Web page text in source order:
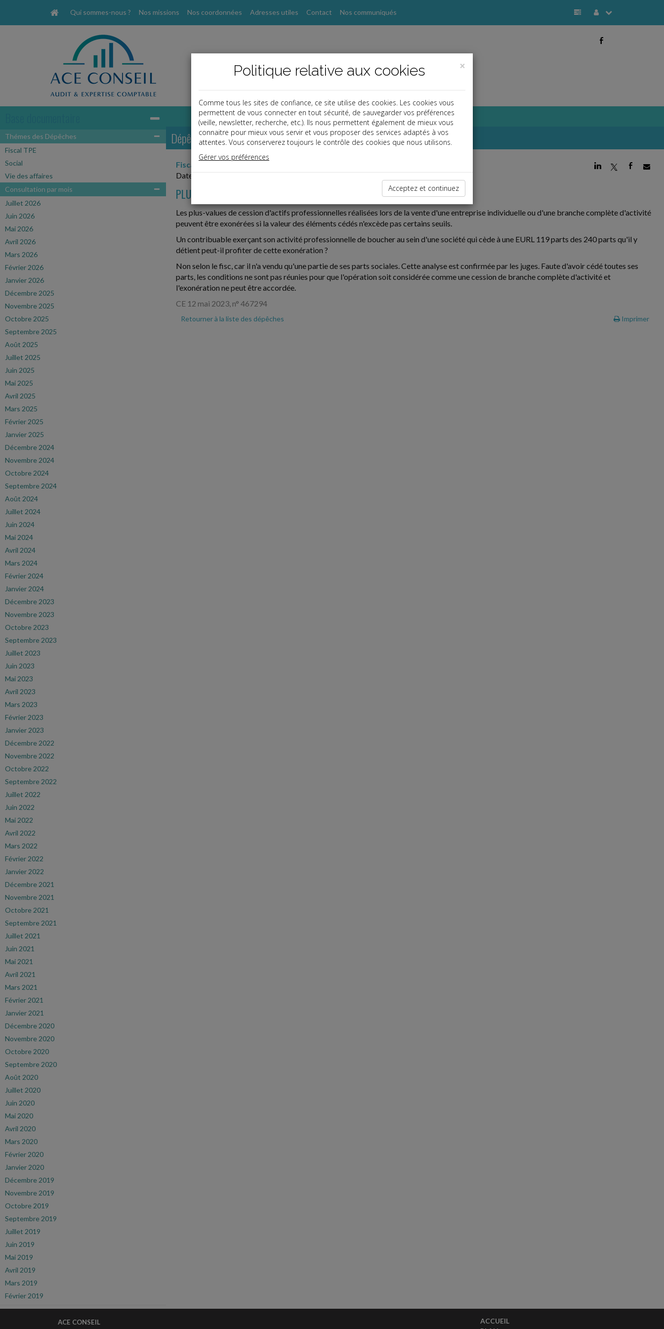
Qui sommes-nous ? Nos missions Nos coordonnées Adresses utiles Contact Nos communiqués
b
Thémes des Dépêches
Fiscal TPE
Social
Vie des affaires
Consultation par mois
Juillet 2026
Juin 2026
Mai 2026
Avril 2026
Mars 2026
Février 2026
Janvier 2026
Décembre 2025
Novembre 2025
Octobre 2025
Septembre 2025
Août 2025
Juillet 2025
Juin 2025
Mai 2025
Avril 2025
Mars 2025
Février 2025
Janvier 2025
Décembre 2024
Novembre 2024
Octobre 2024
Septembre 2024
Août 2024
Juillet 2024
Juin 2024
Mai 2024
Avril 2024
Mars 2024
Février 2024
Janvier 2024
Décembre 2023
Novembre 2023
Octobre 2023
Septembre 2023
Juillet 2023
Juin 2023
Mai 2023
Avril 2023
Mars 2023
Février 2023
Janvier 2023
Décembre 2022
Novembre 2022
Octobre 2022
Septembre 2022
Juillet 2022
Juin 2022
Mai 2022
Avril 2022
Mars 2022
Février 2022
Janvier 2022
Décembre 2021
Novembre 2021
Octobre 2021
Septembre 2021
Juillet 2021
Juin 2021
Mai 2021
Avril 2021
Mars 2021
Février 2021
Janvier 2021
Décembre 2020
Novembre 2020
Octobre 2020
Septembre 2020
Août 2020
Juillet 2020
Juin 2020
Mai 2020
Avril 2020
Mars 2020
Février 2020
Janvier 2020
Décembre 2019
Novembre 2019
Octobre 2019
Septembre 2019
Juillet 2019
Juin 2019
Mai 2019
Avril 2019
Mars 2019
Février 2019
Dépêches
j a b
Fiscal TPE
Date: 2023-06-27
PLUS-VALUES DE CESSION D'UNE BRANCHE D'ACTIVITÉ
Les plus-values de cession d'actifs professionnelles réalisées lors de la vente d'une entreprise individuelle ou d'une branche complète d'activité
peuvent être exonérées si la valeur des éléments cédés n'excède pas certains seuils.
Un contribuable exerçant son activité professionnelle de boucher au sein d'une société qui cède à une EURL 119 parts des 240 parts qu'il y
détient peut-il profiter de cette exonération ?
Non selon le fisc, car il n'a vendu qu'une partie de ses parts sociales. Cette analyse est confirmée par les juges. Faute d'avoir cédé toutes ses
parts, les conditions ne sont pas réunies pour que l'opération soit considérée comme une cession de branche complète d'activité et
l'exonération ne peut être accordée.
CE 12 mai 2023, n° 467294
Retourner à la liste des dépêches Imprimer
ACE CONSEIL
ACCUEIL
×
Politique relative aux cookies
Comme tous les sites de confiance, ce site utilise des cookies. Les cookies vous
permettent de vous connecter en tout sécurité, de sauvegarder vos préférences
(veille, newsletter, recherche, etc.). Ils nous permettent également de mieux vous
connaitre pour mieux vous servir et vous proposer des services adaptés à vos
attentes. Vous conserverez toujours le contrôle des cookies que nous utilisons.
Gérer vos préférences
Acceptez et continuez